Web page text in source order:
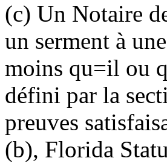
(c) Un Notaire
un serment à
moins qu=il ou
défini par la
preuves
(b), Florida